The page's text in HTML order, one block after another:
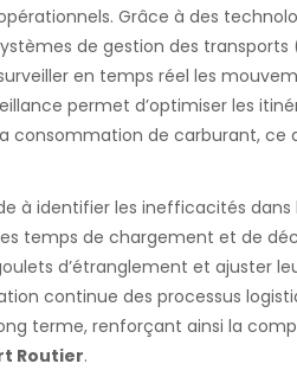
Grâce à des
de gestion des transports
en temps réel les
permet d’optimiser les
consommation de carburant, ce
à identifier les inefficacités dans
temps de chargement et de
d’étranglement et ajuster
continue des processus
terme, renforçant ainsi la
Routier.